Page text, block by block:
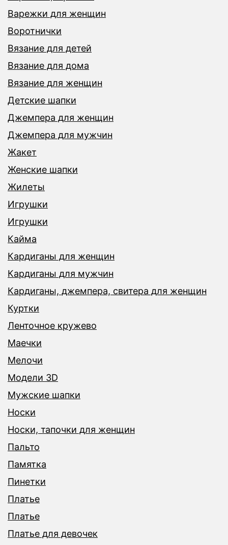
Варежки для женщин
Воротнички
Вязание для детей
Вязание для дома
Вязание для женщин
Детские шапки
Джемпера для женщин
Джемпера для мужчин
Жакет
Женские шапки
Жилеты
Игрушки
Игрушки
Кайма
Кардиганы для женщин
Кардиганы для мужчин
Кардиганы, джемпера, свитера для женщин
Куртки
Ленточное кружево
Маечки
Мелочи
Модели 3D
Мужские шапки
Носки
Носки, тапочки для женщин
Пальто
Памятка
Пинетки
Платье
Платье
Платье для девочек